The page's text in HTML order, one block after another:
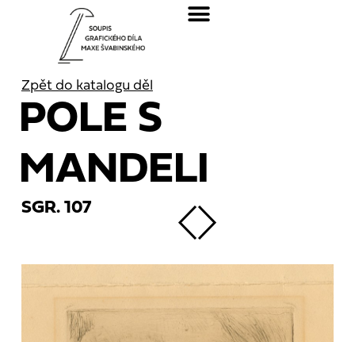
Zpět do katalogu děl
POLE S
MANDELI
SGR. 107